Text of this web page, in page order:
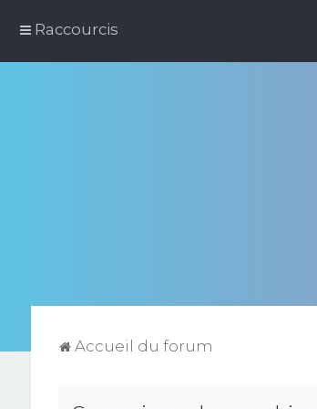
Raccourcis
Accueil du forum